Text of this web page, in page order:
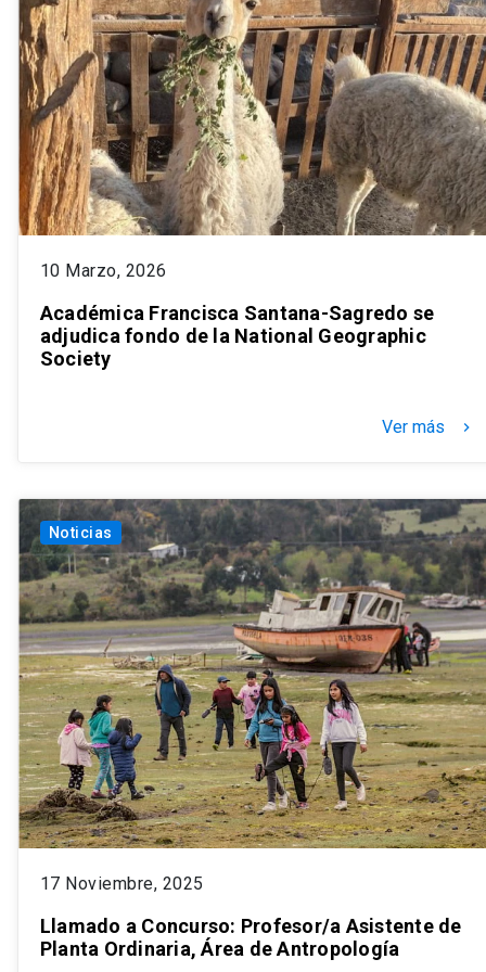
10 Marzo, 2026
Académica Francisca Santana-Sagredo se
adjudica fondo de la National Geographic
Society
Ver más keyboard_arrow_right
Noticias
17 Noviembre, 2025
Llamado a Concurso: Profesor/a Asistente de
Planta Ordinaria, Área de Antropología